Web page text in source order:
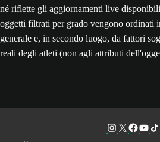
né riflette gli aggiornamenti live
oggetti filtrati per grado vengono ordinati
generale e, in secondo luogo, da fattori
reali degli atleti (non agli attributi